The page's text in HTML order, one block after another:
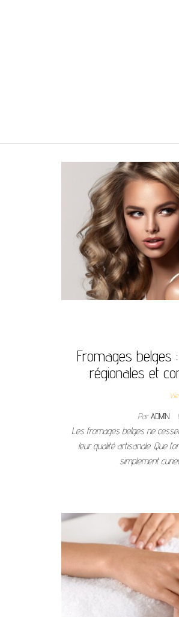
Fromages belges
régionales et
ParADMIN
Les fromages belges ne
leur qualité artisanale. Que
simplement